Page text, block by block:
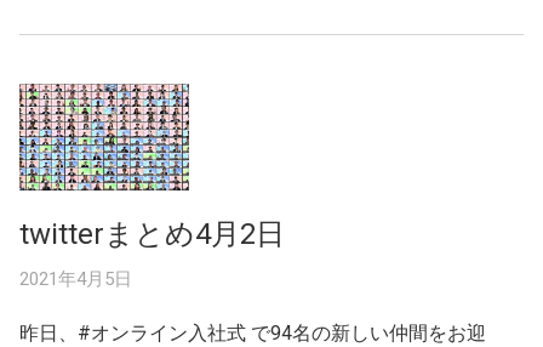
twitterまとめ4月2日
2021年4月5日
昨日、#オンライン入社式 で94名の新しい仲間をお迎